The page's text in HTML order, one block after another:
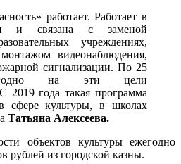
работает. Работает в
и связана с заменой
учреждениях,
видеонаблюдения,
сигнализации. По 25
на эти цели
2019 года такая программа
сфере культуры, в школах
Татьяна Алексеева.
объектов культуры ежегодно
рублей из городской казны.